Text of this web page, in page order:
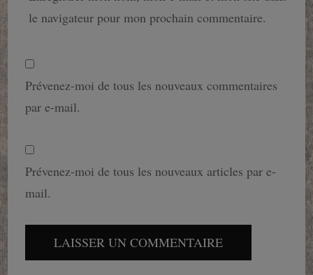
le navigateur pour mon prochain commentaire.
Prévenez-moi de tous les nouveaux commentaires
par e-mail.
Prévenez-moi de tous les nouveaux articles par e-
mail.